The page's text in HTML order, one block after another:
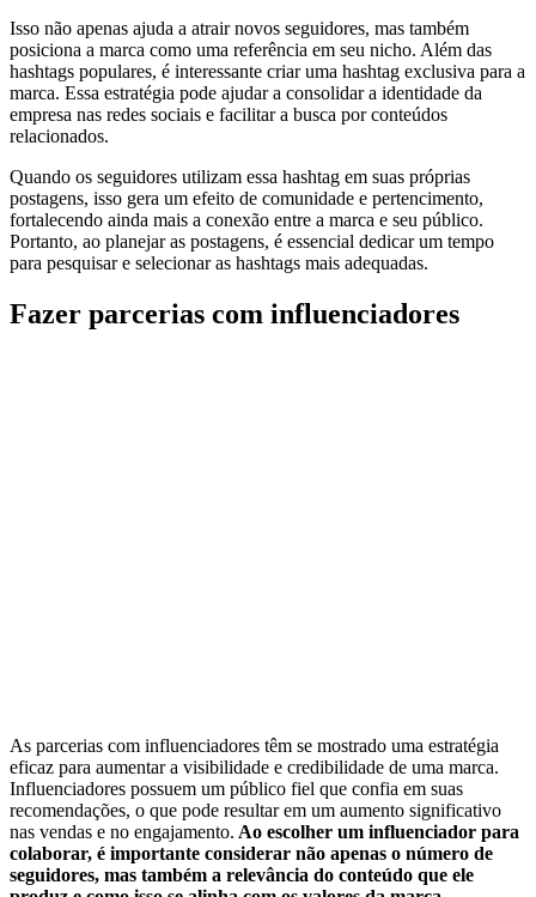
Isso não apenas ajuda a atrair novos seguidores, mas também
posiciona a marca como uma referência em seu nicho. Além das
hashtags populares, é interessante criar uma hashtag exclusiva para a
marca. Essa estratégia pode ajudar a consolidar a identidade da
empresa nas redes sociais e facilitar a busca por conteúdos
relacionados.
Quando os seguidores utilizam essa hashtag em suas próprias
postagens, isso gera um efeito de comunidade e pertencimento,
fortalecendo ainda mais a conexão entre a marca e seu público.
Portanto, ao planejar as postagens, é essencial dedicar um tempo
para pesquisar e selecionar as hashtags mais adequadas.
Fazer parcerias com influenciadores
As parcerias com influenciadores têm se mostrado uma estratégia
eficaz para aumentar a visibilidade e credibilidade de uma marca.
Influenciadores possuem um público fiel que confia em suas
recomendações, o que pode resultar em um aumento significativo
nas vendas e no engajamento. Ao escolher um influenciador para
colaborar, é importante considerar não apenas o número de
seguidores, mas também a relevância do conteúdo que ele